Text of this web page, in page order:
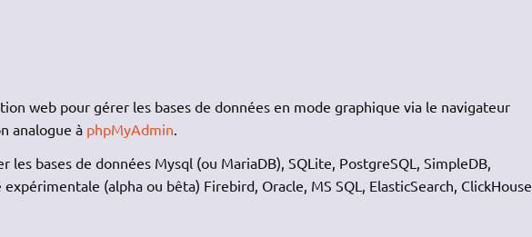
web pour gérer les bases de données en mode graphique via le navigateur
analogue à phpMyAdmin.
bases de données Mysql (ou MariaDB), SQLite, PostgreSQL, SimpleDB,
(alpha ou bêta) Firebird, Oracle, MS SQL, ElasticSearch, ClickHouse.